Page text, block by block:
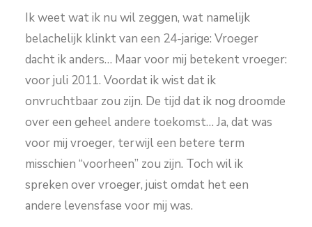
Ik weet wat ik nu wil zeggen, wat namelijk
belachelijk klinkt van een 24-jarige: Vroeger
dacht ik anders… Maar voor mij betekent vroeger:
voor juli 2011. Voordat ik wist dat ik
onvruchtbaar zou zijn. De tijd dat ik nog droomde
over een geheel andere toekomst… Ja, dat was
voor mij vroeger, terwijl een betere term
misschien “voorheen” zou zijn. Toch wil ik
spreken over vroeger, juist omdat het een
andere levensfase voor mij was.